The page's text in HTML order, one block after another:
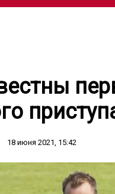
18 июня 2021, 15:42